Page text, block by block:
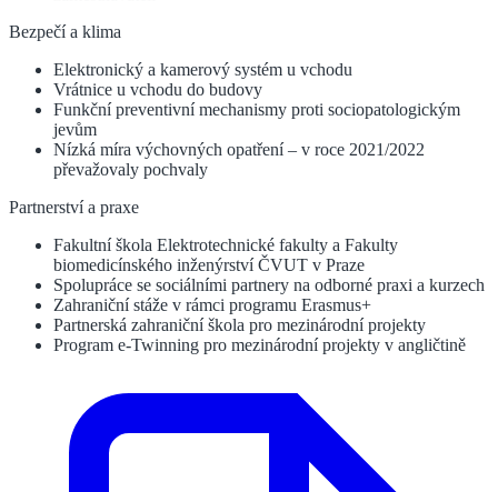
Bezpečí a klima
Elektronický a kamerový systém u vchodu
Vrátnice u vchodu do budovy
Funkční preventivní mechanismy proti sociopatologickým
jevům
Nízká míra výchovných opatření – v roce 2021/2022
převažovaly pochvaly
Partnerství a praxe
Fakultní škola Elektrotechnické fakulty a Fakulty
biomedicínského inženýrství ČVUT v Praze
Spolupráce se sociálními partnery na odborné praxi a kurzech
Zahraniční stáže v rámci programu Erasmus+
Partnerská zahraniční škola pro mezinárodní projekty
Program e-Twinning pro mezinárodní projekty v angličtině